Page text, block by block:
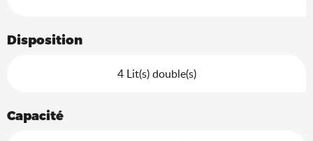
Disposition
4 Lit(s) double(s)
Capacité